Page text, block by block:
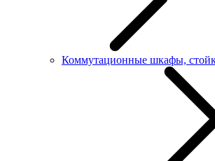
Коммутационные шкафы,